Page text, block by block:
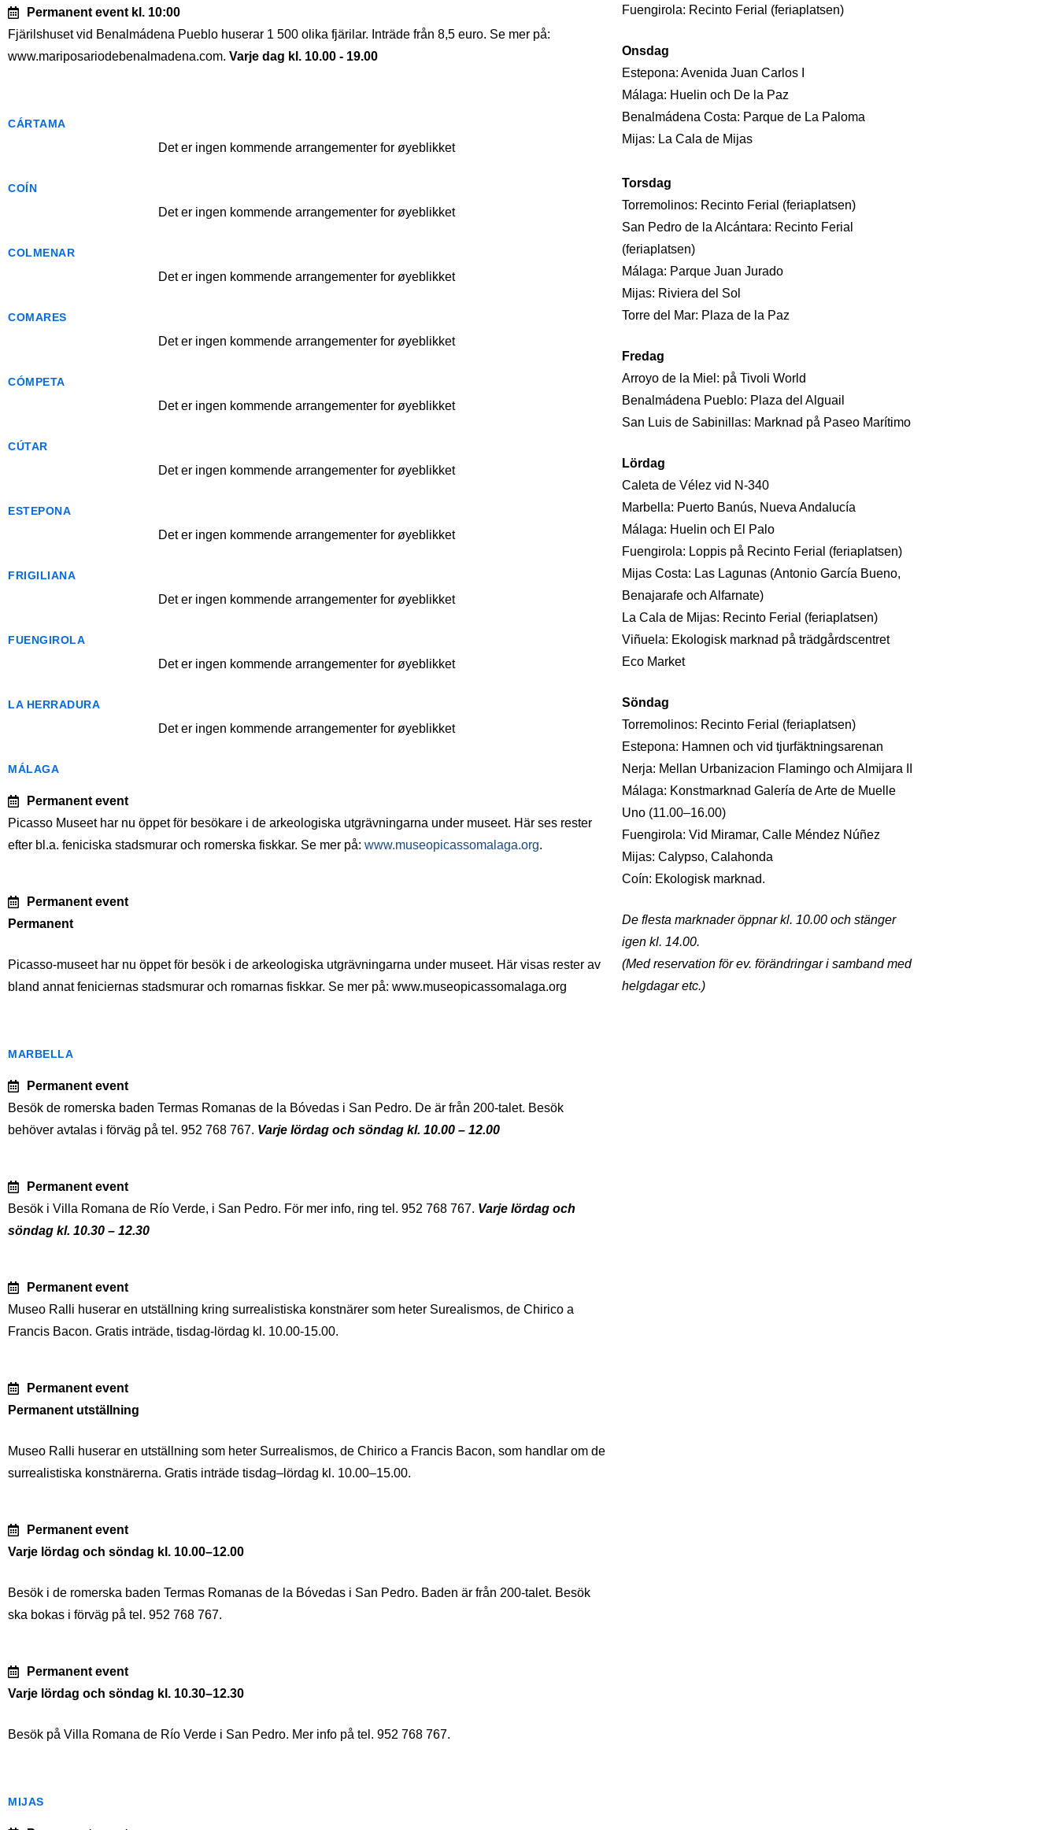
Permanent event kl. 10:00
Fjärilshuset vid Benalmádena Pueblo huserar 1 500 olika fjärilar. Inträde från 8,5 euro. Se mer på:
www.mariposariodebenalmadena.com. Varje dag kl. 10.00 - 19.00
CÁRTAMA
Det er ingen kommende arrangementer for øyeblikket
COÍN
Det er ingen kommende arrangementer for øyeblikket
COLMENAR
Det er ingen kommende arrangementer for øyeblikket
COMARES
Det er ingen kommende arrangementer for øyeblikket
CÓMPETA
Det er ingen kommende arrangementer for øyeblikket
CÚTAR
Det er ingen kommende arrangementer for øyeblikket
ESTEPONA
Det er ingen kommende arrangementer for øyeblikket
FRIGILIANA
Det er ingen kommende arrangementer for øyeblikket
FUENGIROLA
Det er ingen kommende arrangementer for øyeblikket
LA HERRADURA
Det er ingen kommende arrangementer for øyeblikket
MÁLAGA
Permanent event
Picasso Museet har nu öppet för besökare i de arkeologiska utgrävningarna under museet. Här ses rester
efter bl.a. feniciska stadsmurar och romerska fiskkar. Se mer på: www.museopicassomalaga.org.
Permanent event
Permanent
Picasso-museet har nu öppet för besök i de arkeologiska utgrävningarna under museet. Här visas rester av
bland annat feniciernas stadsmurar och romarnas fiskkar. Se mer på: www.museopicassomalaga.org
MARBELLA
Permanent event
Besök de romerska baden Termas Romanas de la Bóvedas i San Pedro. De är från 200-talet. Besök
behöver avtalas i förväg på tel. 952 768 767. Varje lördag och söndag kl. 10.00 – 12.00
Permanent event
Besök i Villa Romana de Río Verde, i San Pedro. För mer info, ring tel. 952 768 767. Varje lördag och
söndag kl. 10.30 – 12.30
Permanent event
Museo Ralli huserar en utställning kring surrealistiska konstnärer som heter Surealismos, de Chirico a
Francis Bacon. Gratis inträde, tisdag-lördag kl. 10.00-15.00.
Permanent event
Permanent utställning
Museo Ralli huserar en utställning som heter Surrealismos, de Chirico a Francis Bacon, som handlar om de
surrealistiska konstnärerna. Gratis inträde tisdag–lördag kl. 10.00–15.00.
Permanent event
Varje lördag och söndag kl. 10.00–12.00
Besök i de romerska baden Termas Romanas de la Bóvedas i San Pedro. Baden är från 200-talet. Besök
ska bokas i förväg på tel. 952 768 767.
Permanent event
Varje lördag och söndag kl. 10.30–12.30
Besök på Villa Romana de Río Verde i San Pedro. Mer info på tel. 952 768 767.
MIJAS
Fuengirola: Recinto Ferial (feriaplatsen)
Onsdag
Estepona: Avenida Juan Carlos I
Málaga: Huelin och De la Paz
Benalmádena Costa: Parque de La Paloma
Mijas: La Cala de Mijas
Torsdag
Torremolinos: Recinto Ferial (feriaplatsen)
San Pedro de la Alcántara: Recinto Ferial
(feriaplatsen)
Málaga: Parque Juan Jurado
Mijas: Riviera del Sol
Torre del Mar: Plaza de la Paz
Fredag
Arroyo de la Miel: på Tivoli World
Benalmádena Pueblo: Plaza del Alguail
San Luis de Sabinillas: Marknad på Paseo Marítimo
Lördag
Caleta de Vélez vid N-340
Marbella: Puerto Banús, Nueva Andalucía
Málaga: Huelin och El Palo
Fuengirola: Loppis på Recinto Ferial (feriaplatsen)
Mijas Costa: Las Lagunas (Antonio García Bueno,
Benajarafe och Alfarnate)
La Cala de Mijas: Recinto Ferial (feriaplatsen)
Viñuela: Ekologisk marknad på trädgårdscentret
Eco Market
Söndag
Torremolinos: Recinto Ferial (feriaplatsen)
Estepona: Hamnen och vid tjurfäktningsarenan
Nerja: Mellan Urbanizacion Flamingo och Almijara II
Málaga: Konstmarknad Galería de Arte de Muelle
Uno (11.00–16.00)
Fuengirola: Vid Miramar, Calle Méndez Núñez
Mijas: Calypso, Calahonda
Coín: Ekologisk marknad.
De flesta marknader öppnar kl. 10.00 och stänger
igen kl. 14.00.
(Med reservation för ev. förändringar i samband med
helgdagar etc.)